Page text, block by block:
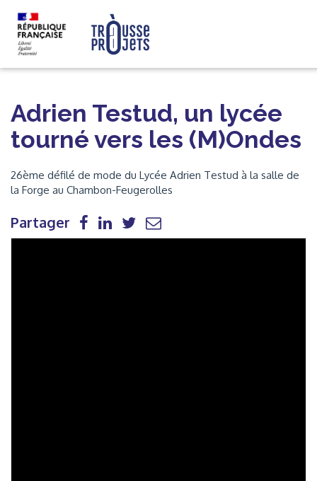
Adrien Testud, un lycée
tourné vers les (M)Ondes
26ème défilé de mode du Lycée Adrien Testud à la salle de
la Forge au Chambon-Feugerolles
Partager